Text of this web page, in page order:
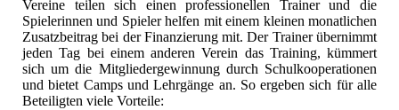
Vereine teilen sich einen professionellen Trainer und die
Spielerinnen und Spieler helfen mit einem kleinen monatlichen
Zusatzbeitrag bei der Finanzierung mit. Der Trainer übernimmt
jeden Tag bei einem anderen Verein das Training, kümmert
sich um die Mitgliedergewinnung durch Schulkooperationen
und bietet Camps und Lehrgänge an. So ergeben sich für alle
Beteiligten viele Vorteile: